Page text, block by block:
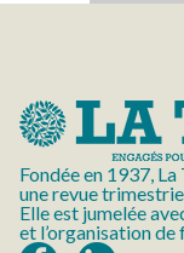
Fondée en 1937,
une revue
Elle est jumelée
et l’organisation